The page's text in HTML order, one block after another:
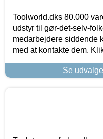
Toolworld.dks 80.000
udstyr til gør-det-selv-
medarbejdere siddende
med at kontakte dem.
Se